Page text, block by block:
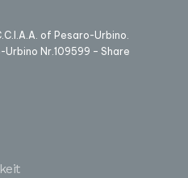
of Pesaro-Urbino.
Nr.109599 – Share